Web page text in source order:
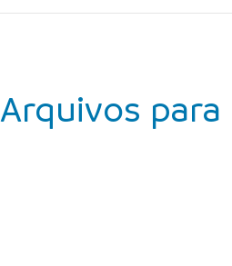
Arquivos para